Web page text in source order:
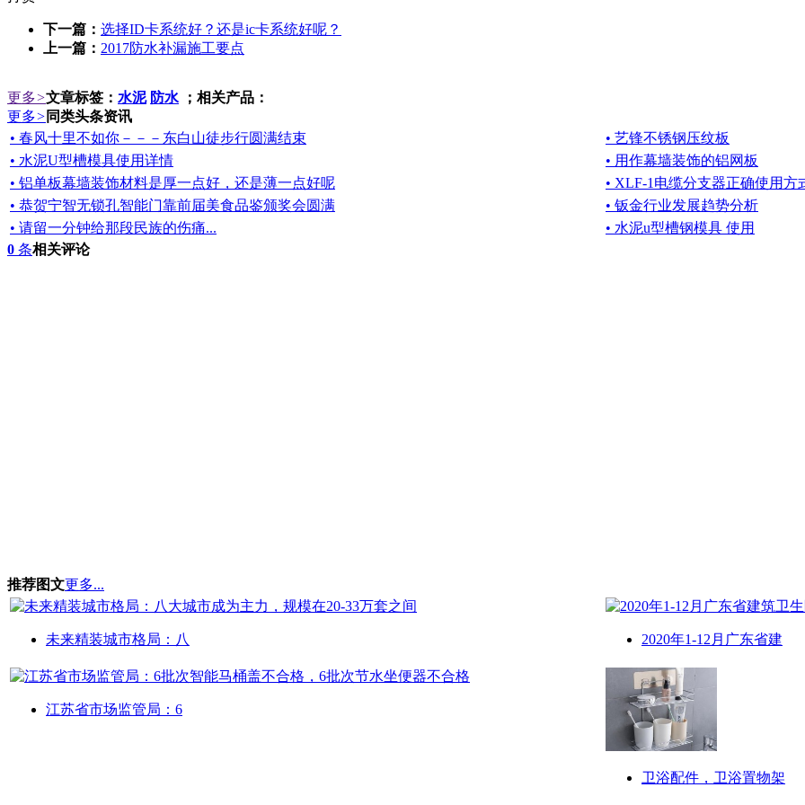
下一篇： 选择ID卡系统好？还是ic卡系统好呢？
上一篇： 2017防水补漏施工要点
更多>文章标签： 水泥 防水 ；相关产品：
更多> 同类头条资讯
• 春风十里不如你－－－东白山徒步行圆满结束
• 艺锋不锈钢压纹板
• 水泥U型槽模具使用详情
• 用作幕墙装饰的铝网板
• 铝单板幕墙装饰材料是厚一点好，还是薄一点好呢
• XLF-1电缆分支器正确使用方
• 恭贺宁智无锁孔智能门靠前届美食品鉴颁奖会圆满
• 钣金行业发展趋势分析
• 请留一分钟给那段民族的伤痛...
• 水泥u型槽钢模具 使用
0 条相关评论
推荐图文更多...
未来精装城市格局：八 2020年1-12月广东省建
江苏省市场监管局：6
卫浴配件，卫浴置物架